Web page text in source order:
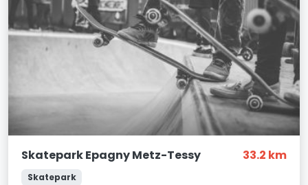
Skatepark Epagny Metz-Tessy 33.2 km
Skatepark